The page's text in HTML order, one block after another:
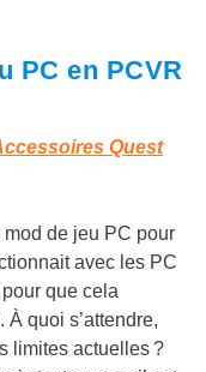
PC en PCVR
Quest
mod de jeu PC pour
avec les PC
que cela
quoi s’attendre,
limites actuelles ?